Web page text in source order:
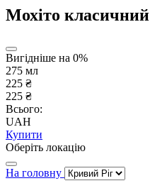
Мохіто класичний
Вигідніше на 0%
275 мл
225 ₴
225 ₴
Всього:
UAH
Купити
Оберіть локацію
На головну